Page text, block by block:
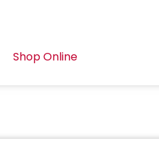
Shop Online